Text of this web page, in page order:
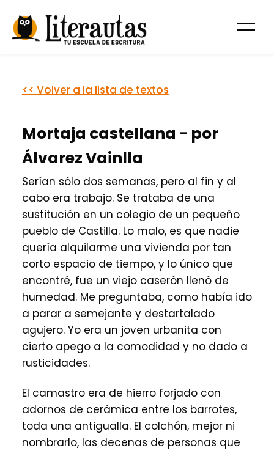
<< Volver a la lista de textos
Mortaja castellana - por
Álvarez Vainlla
Serían sólo dos semanas, pero al fin y al
cabo era trabajo. Se trataba de una
sustitución en un colegio de un pequeño
pueblo de Castilla. Lo malo, es que nadie
quería alquilarme una vivienda por tan
corto espacio de tiempo, y lo único que
encontré, fue un viejo caserón llenó de
humedad. Me preguntaba, como había ido
a parar a semejante y destartalado
agujero. Yo era un joven urbanita con
cierto apego a la comodidad y no dado a
rusticidades.
El camastro era de hierro forjado con
adornos de cerámica entre los barrotes,
toda una antigualla. El colchón, mejor ni
nombrarlo, las decenas de personas que